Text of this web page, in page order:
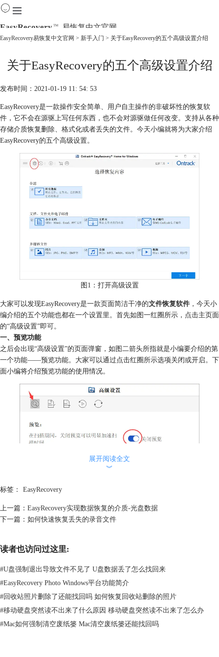
EasyRecovery TM 易恢复中文官网
产品
购买
线下数据恢复
EasyRecovery易恢复中文官网 > 新手入门 > 关于EasyRecovery的五个高级设置介绍
关于EasyRecovery的五个高级设置介绍
发布时间：2021-01-19 11: 54: 53
EasyRecovery是一款操作安全简单、用户自主操作的非破坏性的恢复软
件，它不会在源驱上写任何东西，也不会对源驱做任何改变。支持从各种
存储介质恢复删除、格式化或者丢失的文件。今天小编就将为大家介绍
EasyRecovery的五个高级设置。
图1：打开高级设置
大家可以发现EasyRecovery是一款页面简洁干净的文件恢复软件，今天小
编介绍的五个功能也都在一个设置里。首先如图一红圈所示，点击主页面
的“高级设置”即可。
一、预览功能
之后会出现“高级设置”的页面弹窗，如图二箭头所指就是小编要介绍的第
一个功能——预览功能。大家可以通过点击红圈所示选项关闭或开启。下
面小编将介绍预览功能的使用情况。
图2：预览功能
到文件扫描的具体情况，只有一个弧形进度条。
展开阅读全文
︾
标签： EasyRecovery
上一篇： EasyRecovery实现数据恢复的介质-光盘数据
下一篇： 如何快速恢复丢失的录音文件
读者也访问过这里:
#U盘强制退出导致文件不见了 U盘数据丢了怎么找回来
#EasyRecovery Photo Windows平台功能简介
#回收站照片删除了还能找回吗 如何恢复回收站删除的照片
#移动硬盘突然读不出来了什么原因 移动硬盘突然读不出来了怎么办
#Mac如何强制清空废纸篓 Mac清空废纸篓还能找回吗